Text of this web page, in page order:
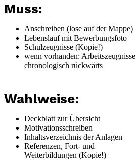
Muss:
Anschreiben (lose auf der Mappe)
Lebenslauf mit Bewerbungsfoto
Schulzeugnisse (Kopie!)
wenn vorhanden: Arbeitszeugnisse
chronologisch rückwärts
Wahlweise:
Deckblatt zur Übersicht
Motivationsschreiben
Inhaltsverzeichnis der Anlagen
Referenzen, Fort- und
Weiterbildungen (Kopie!)